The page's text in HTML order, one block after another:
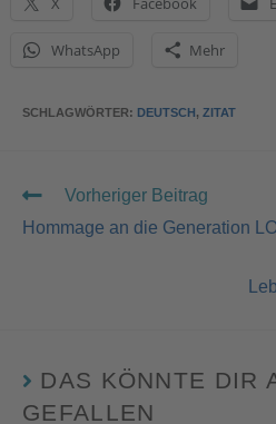
WhatsApp Mehr
SCHLAGWÖRTER: DEUTSCH, ZITAT
Vorheriger Beitrag
Hommage an die Generation
DAS KÖNNTE DIR
GEFALLEN